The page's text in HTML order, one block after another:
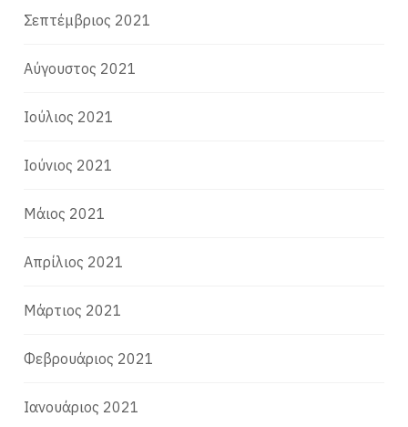
Σεπτέμβριος 2021
Αύγουστος 2021
Ιούλιος 2021
Ιούνιος 2021
Μάιος 2021
Απρίλιος 2021
Μάρτιος 2021
Φεβρουάριος 2021
Ιανουάριος 2021